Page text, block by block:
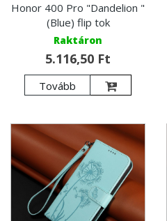
Honor 400 Pro "Dandelion "
(Blue) flip tok
Raktáron
5.116,50 Ft
Tovább